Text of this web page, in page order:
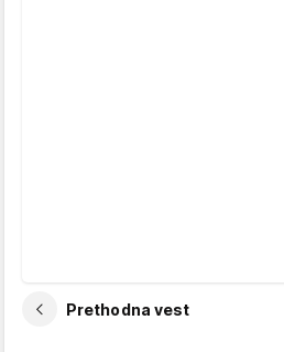
Prethodna vest